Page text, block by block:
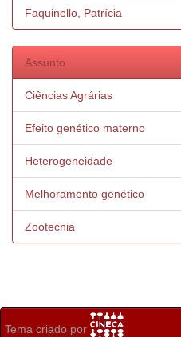
Faquinello, Patrícia
Assunto
Ciências Agrárias
Efeito genético materno
Heterogeneidade
Melhoramento genético
Zootecnia
Tema criado por